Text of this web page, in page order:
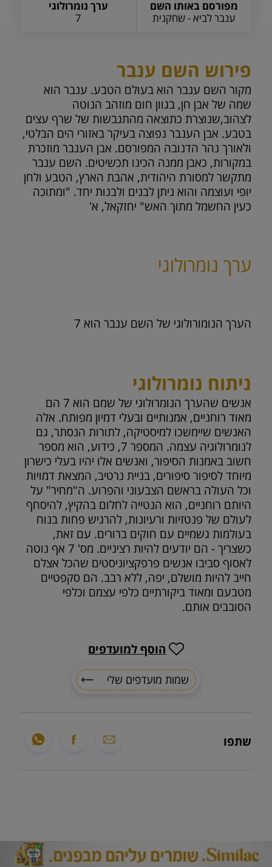
מפורסם באותו השם
ענבר לביא - שחקנית
ערך נומרולוגי
7
פירוש השם ענבר
מקור השם ענבר הוא בעולם הטבע. ענבר הוא
שמה של אבן חן, בגוון חום מוזהב הנוטה
לצהוב,שנוצרת כתוצאה מהתגבשות של שרף עצים
בטבע. אבן הענבר נפוצה בעיקר באזורי הים הבלטי,
ולאורך נהר הדנובה המפורסם. אבן הענבר מוזכרת
במקורות, כאבן ממנה הכינו תכשיטים. השם ענבר
מתקשר למסורת היהודית, אהבת הארץ, הטבע ולחן
יופי ועוצמה והוא ניתן לבנים ולבנות יחד. "ומתוכה
כעין החשמל מתוך האש" יחזקאל, א'
ערך נומרולוגי
הערך הנומורולוגי של השם ענבר הוא 7
ניתוח נומרולוגי
אנשים שהערך הנומרולוגי של שמם הוא 7 הם
מאוד רוחניים, אמנותיים ובעלי דמיון מפותח. אלה
האנשים שיימשכו למיסטיקה, לתורות הנסתר, גם
לנומרולוגיה עצמה. המספר 7, כידוע, הוא מספר
חשוב באמנות הסיפור, ואנשים אלו יהיו בעלי כישרון
מיוחד לסיפור סיפורים, בניית נרטיב, המצאת דמויות
וכל העולה בראשם הצבעוני והפרוע. ה"מחיר" על
היותם רוחניים, הוא הנטייה לחלום בהקיץ, להיסחף
לעולם של פנטזיות ורעיונות, להרגיש פחות בנוח
בעולמות גשמיים עם חוקים ברורים. עם זאת,
כשצריך - הם יודעים להיות רציניים. מס' 7 אף נוטה
לאסוף סביבו אנשים פרפקציוניסטים שהכל אצלם
חייב להיות מושלם, יפה, ללא רבב. הם סקפטיים
מטבעם ומאוד ביקורתיים כלפי עצמם וכלפי
הסובבים אותם.
שתפו
שמות מועדפים שלי
הוסף למועדפים